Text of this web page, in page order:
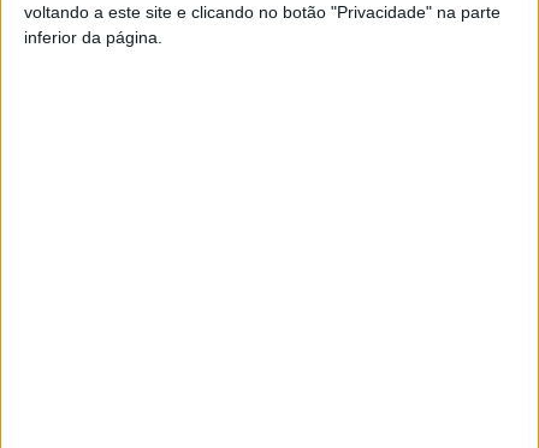
voltando a este site e clicando no botão "Privacidade" na parte
inferior da página.